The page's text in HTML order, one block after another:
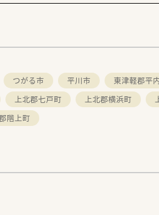
つがる市 平川市 東津軽郡平
上北郡七戸町 上北郡横浜町
階上町